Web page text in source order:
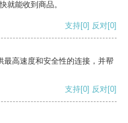
就能收到商品。
支持[0] 反对[0]
最高速度和安全性的连接，并帮
支持[0] 反对[0]